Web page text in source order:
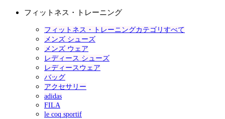
フィットネス・トレーニング
フィットネス・トレーニングカテゴリすべて
メンズ シューズ
メンズ ウェア
レディース シューズ
レディースウェア
バッグ
アクセサリー
adidas
FILA
le coq sportif